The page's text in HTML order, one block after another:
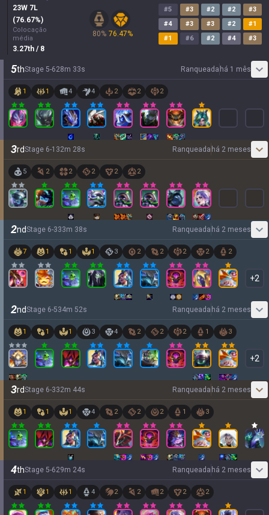
23W 7L
(76.67%)
Colocação
média
3.27th / 8
80% 76.47%
#5 #3 #2 #2 #3
#4 #3 #3 #2 #1
#1 #6 #2 #4 #3
5thStage 5-628m 33s Ranqueada há 1 mês
1 1 4 4 2 2 2
3rdStage 6-1 32m 28s Ranqueada há 2 meses
5 2 2 2 2 2
2ndStage 6-333m 38s Ranqueada há 2 meses
7 1 1 1 3 2 2 2 2 2
+2
2ndStage 6-534m 52s Ranqueada há 2 meses
1 1 1 3 4 2 2 2 1 3
+2
3rdStage 6-332m 44s Ranqueada há 2 meses
1 1 1 4 2 2 2 1 3
4thStage 5-629m 24s Ranqueada há 2 meses
1 1 1 4 2 2 2 2 2